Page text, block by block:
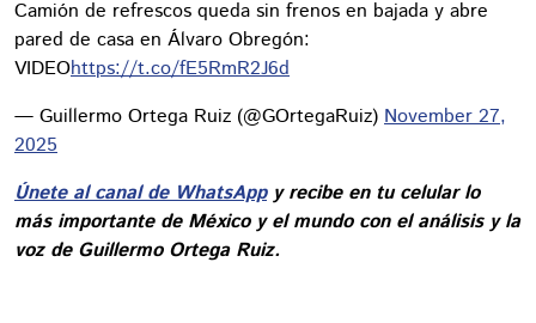
Camión de refrescos queda sin frenos en bajada y abre
pared de casa en Álvaro Obregón:
VIDEOhttps://t.co/fE5RmR2J6d
— Guillermo Ortega Ruiz (@GOrtegaRuiz) November 27,
2025
Únete al canal de WhatsAppy recibe en tu celular lo
más importante de México y el mundo con el análisis y la
voz de Guillermo Ortega Ruiz.